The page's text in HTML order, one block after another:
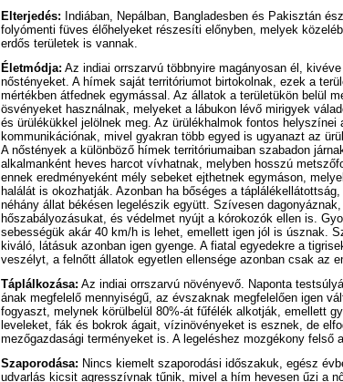
Elterjedés: Indiában, Nepálban, Bangladesben és Pakisztán
folyómenti füves élőhelyeket részesíti előnyben, melyek
erdős területek is vannak.
Életmódja: Az indiai orrszarvú többnyire magányosan él,
nőstényeket. A hímek saját territóriumot birtokolnak, ezek a
mértékben átfednek egymással. Az állatok a területükön belül
ösvényeket használnak, melyeket a lábukon lévő mirigyek
és ürülékükkel jelölnek meg. Az ürülékhalmok fontos helyszínei
kommunikációnak, mivel gyakran több egyed is ugyanazt az
A nőstények a különböző hímek territóriumaiban szabadon
alkalmanként heves harcot vívhatnak, melyben hosszú
ennek eredményeként mély sebeket ejthetnek egymáson,
halálát is okozhatják. Azonban ha bőséges a
néhány állat békésen legelészik együtt. Szívesen
hőszabályozásukat, és védelmet nyújt a kórokozók ellen is.
sebességük akár 40 km/h is lehet, emellett igen jól is úsznak.
kiváló, látásuk azonban igen gyenge. A fiatal egyedekre a
veszélyt, a felnőtt állatok egyetlen ellensége azonban csak az
Táplálkozása: Az indiai orrszarvú növényevő. Naponta
ának megfelelő mennyiségű, az évszaknak megfelelően igen
fogyaszt, melynek körülbelül 80%-át fűfélék alkotják, emellett
leveleket, fák és bokrok ágait, vízinövényeket is esznek, de
mezőgazdasági terményeket is. A legeléshez mozgékony felső
Szaporodása: Nincs kiemelt szaporodási időszakuk, egész
udvarlás kicsit agresszívnak tűnik, mivel a hím hevesen űzi a